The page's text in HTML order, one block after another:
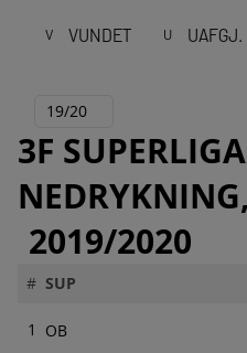
V VUNDET U UAFGJ.
19/20
3F
2019/2020
# SUP
1 OB